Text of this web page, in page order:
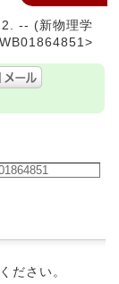
-- (新物理学
ださい。